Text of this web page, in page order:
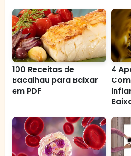
100 Receitas de
Bacalhau para Baixar
em PDF
4